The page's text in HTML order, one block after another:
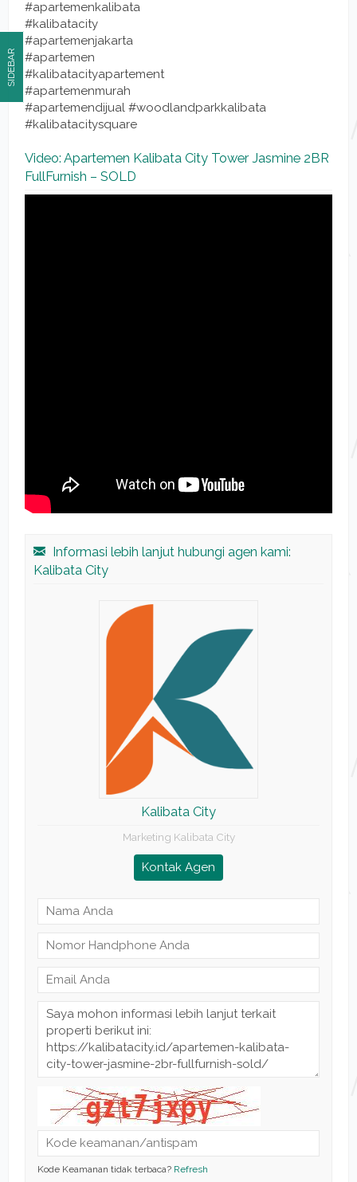
#apartemenkalibata
#kalibatacity
#apartemenjakarta
#apartemen
#kalibatacityapartement
#apartemenmurah
#apartemendijual #woodlandparkkalibata
#kalibatacitysquare
Video: Apartemen Kalibata City Tower Jasmine 2BR
FullFurnish – SOLD
Informasi lebih lanjut hubungi agen kami:
Kalibata City
Kalibata City
Marketing Kalibata City
Kontak Agen
Kode Keamanan tidak terbaca? Refresh
SIDEBAR